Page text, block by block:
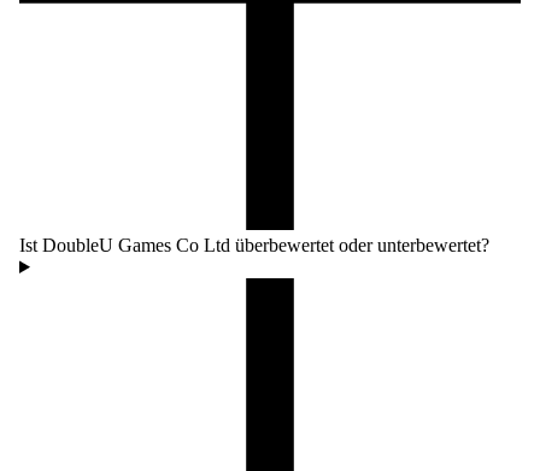
Ist DoubleU Games Co Ltd überbewertet oder unterbewertet?